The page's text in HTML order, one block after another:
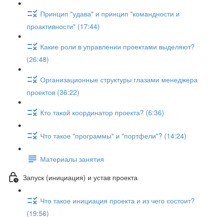
Принцип "удава" и принцип "командности и
проактивности" (17:44)
Какие роли в управлении проектами выделяют?
(26:48)
Организационные структуры глазами менеджера
проектов (36:22)
Кто такой координатор проекта? (6:36)
Что такое "программы" и "портфели"? (14:24)
Материалы занятия
Запуск (инициация) и устав проекта
Что такое инициация проекта и из чего состоит?
(19:56)